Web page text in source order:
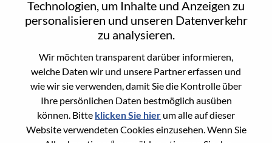
Technologien, um Inhalte und Anzeigen zu
personalisieren und unseren Datenverkehr
zu analysieren.
Wir möchten transparent darüber informieren,
welche Daten wir und unsere Partner erfassen und
wie wir sie verwenden, damit Sie die Kontrolle über
Ihre persönlichen Daten bestmöglich ausüben
können. Bitte klicken Sie hier um alle auf dieser
Website verwendeten Cookies einzusehen. Wenn Sie
Are you sure you want to reset your
Enter the email address associated with your
account, then click "Continue".
We will email you a link to reset your